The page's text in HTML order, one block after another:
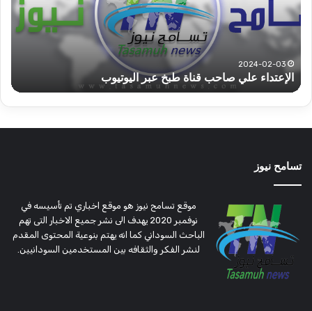
ولاية
شرق
تؤمن
موسم
الحصاد
2022-12-08
قوات الدعم السريع قطاع ولاية شرق دارفور تؤمن موسم
الحصاد
تسامح نيوز
موقع تسامح نيوز هو موقع اخباري تم تأسيسه في
نوفمبر 2020 يهدف الى نشر جميع الاخبار التى تهم
الباحث السوداني كما انه يهتم بنوعية المحتوى المقدم
لنشر الفكر والثقافه بين المستخدمين السودانيين.